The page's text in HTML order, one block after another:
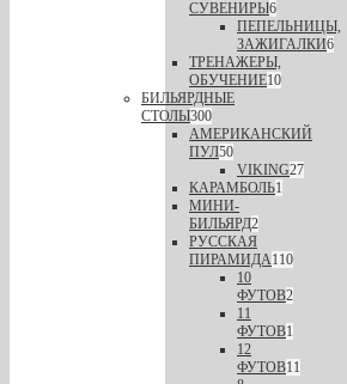
СУВЕНИРЫ6
ПЕПЕЛЬНИЦЫ,
ЗАЖИГАЛКИ6
ТРЕНАЖЕРЫ,
ОБУЧЕНИЕ10
БИЛЬЯРДНЫЕ
СТОЛЫ300
АМЕРИКАНСКИЙ
ПУЛ50
VIKING27
КАРАМБОЛЬ1
МИНИ-
БИЛЬЯРД2
РУССКАЯ
ПИРАМИДА110
10
ФУТОВ2
11
ФУТОВ1
12
ФУТОВ11